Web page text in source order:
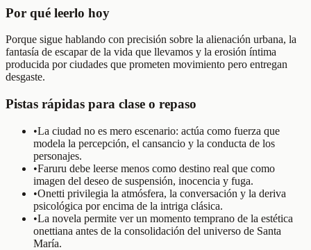
Por qué leerlo hoy
Porque sigue hablando con precisión sobre la alienación urbana, la
fantasía de escapar de la vida que llevamos y la erosión íntima
producida por ciudades que prometen movimiento pero entregan
desgaste.
Pistas rápidas para clase o repaso
•La ciudad no es mero escenario: actúa como fuerza que
modela la percepción, el cansancio y la conducta de los
personajes.
•Faruru debe leerse menos como destino real que como
imagen del deseo de suspensión, inocencia y fuga.
•Onetti privilegia la atmósfera, la conversación y la deriva
psicológica por encima de la intriga clásica.
•La novela permite ver un momento temprano de la estética
onettiana antes de la consolidación del universo de Santa
María.